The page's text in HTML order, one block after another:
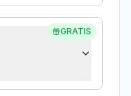
GRATIS